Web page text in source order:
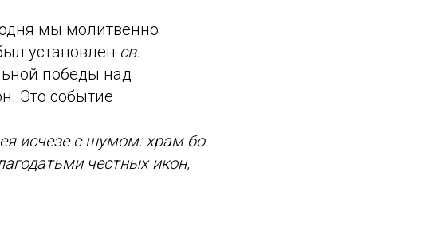
мы молитвенно
установлен св.
победы над
Это событие
исчезе с шумом: храм бо
честных икон,